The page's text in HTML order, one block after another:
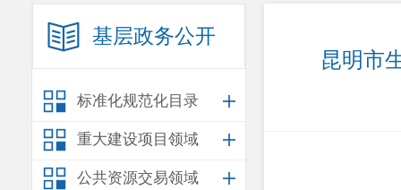
基层政务公开
标准化规范化目录
重大建设项目领域
公共资源交易领域
昆明市